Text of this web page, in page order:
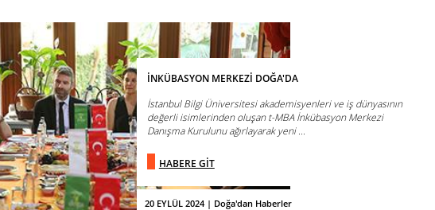
20 EYLÜL 2024 | Doğa'dan Haberler
İNKÜBASYON MERKEZİ DOĞA'DA
İstanbul Bilgi Üniversitesi akademisyenleri ve iş dünyasının
değerli isimlerinden oluşan t-MBA İnkübasyon Merkezi
Danışma Kurulunu ağırlayarak yeni ...
HABERE GİT